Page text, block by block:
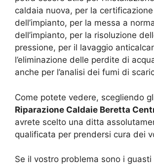
caldaia nuova, per la certificazione
dell’impianto, per la messa a
dell’impianto, per la risoluzione
pressione, per il lavaggio
l’eliminazione delle perdite di
anche per l’analisi dei fumi di
Come potete vedere, scegliendo
Riparazione Caldaie Beretta
avrete scelto una ditta
qualificata per prendersi cura dei
Se il vostro problema sono i